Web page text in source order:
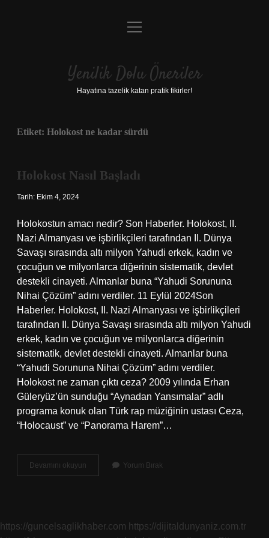
Anasayfa
Yasal Uyarı
menüyü
Yenilik Dolu Öneriler
Hayatına tazelik katan pratik fikirler!
Etiket: Holokost ne kadar sürdü
Holokost Nasıl Başladı
Tarih: Ekim 4, 2024
Holokostun amacı nedir? Son Haberler. Holokost, II.
Nazi Almanyası ve işbirlikçileri tarafından II. Dünya
Savaşı sırasında altı milyon Yahudi erkek, kadın ve
çocuğun ve milyonlarca diğerinin sistematik, devlet
destekli cinayeti. Almanlar buna “Yahudi Sorununa
Nihai Çözüm” adını verdiler. 11 Eylül 2024Son
Haberler. Holokost, II. Nazi Almanyası ve işbirlikçileri
tarafından II. Dünya Savaşı sırasında altı milyon Yahudi
erkek, kadın ve çocuğun ve milyonlarca diğerinin
sistematik, devlet destekli cinayeti. Almanlar buna
“Yahudi Sorununa Nihai Çözüm” adını verdiler.
Holokost ne zaman çıktı ceza? 2009 yılında Erhan
Güleryüz’ün sunduğu “Aynadan Yansımalar” adlı
programa konuk olan Türk rap müziğinin ustası Ceza,
“Holocaust” ve “Panorama Harem”…
Devamını okuyun Holokost
Nasıl
Yorum Bırak
https://guncelsaglikhaber.com https://dijitaldunyaniz.com.tr